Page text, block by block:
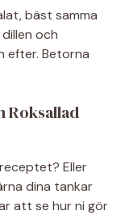
bäst samma
och
efter. Betorna
Roksallad
Eller
dina tankar
att se hur ni gör